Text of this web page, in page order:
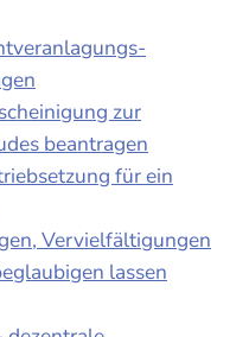
zur
beantragen
für ein
Vervielfältigungen
lassen